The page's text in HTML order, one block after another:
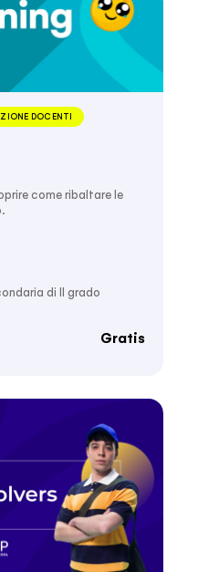
DOCENTI
come ribaltare le
di II grado
Gratis